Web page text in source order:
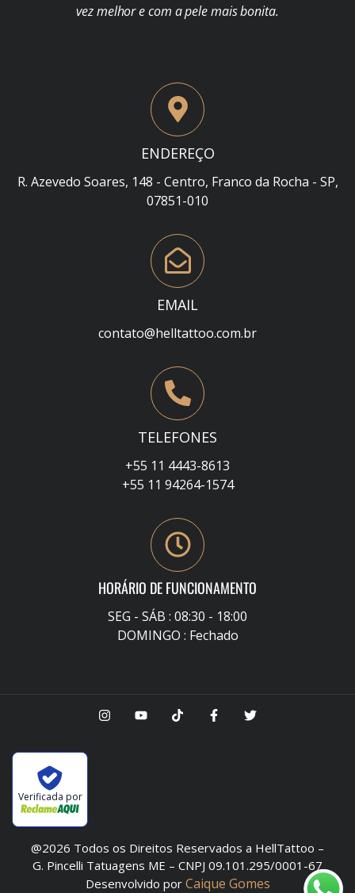
vez melhor e com a pele mais bonita.
ENDEREÇO
R. Azevedo Soares, 148 - Centro, Franco da Rocha - SP,
07851-010
EMAIL
contato@helltattoo.com.br
TELEFONES
+55 11 4443-8613
+55 11 94264-1574
HORÁRIO DE FUNCIONAMENTO
SEG - SÁB : 08:30 - 18:00
DOMINGO : Fechado
Verificada por
@2026 Todos os Direitos Reservados a HellTattoo –
G. Pincelli Tatuagens ME – CNPJ 09.101.295/0001-67
Desenvolvido por Caique Gomes